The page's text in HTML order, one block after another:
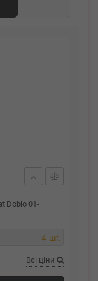
Doblo 01-
4 шт.
Всі ціни